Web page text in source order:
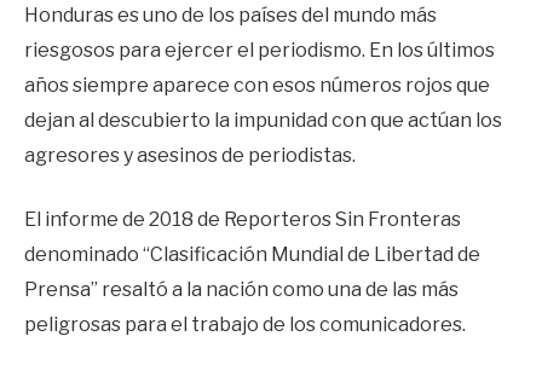
Honduras es uno de los países del mundo más
riesgosos para ejercer el periodismo. En los últimos
años siempre aparece con esos números rojos que
dejan al descubierto la impunidad con que actúan los
agresores y asesinos de periodistas.
El informe de 2018 de Reporteros Sin Fronteras
denominado “Clasificación Mundial de Libertad de
Prensa” resaltó a la nación como una de las más
peligrosas para el trabajo de los comunicadores.